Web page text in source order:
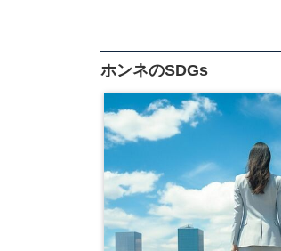
ホンネのSDGs